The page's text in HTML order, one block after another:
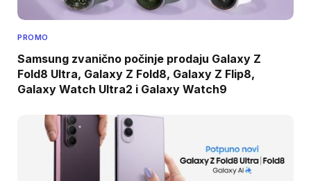
PROMO
Samsung zvanično počinje prodaju Galaxy Z
Fold8 Ultra, Galaxy Z Fold8, Galaxy Z Flip8,
Galaxy Watch Ultra2 i Galaxy Watch9